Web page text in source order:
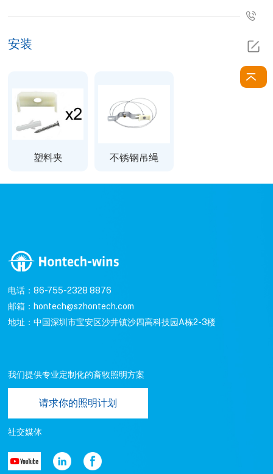
安装
塑料夹 不锈钢吊绳
电话：86-755-2328 8876
邮箱：hontech@szhontech.com
地址：中国深圳市宝安区沙井镇沙四高科技园A栋2-3楼
我们提供专业定制化的畜牧照明方案
请求你的照明计划
社交媒体